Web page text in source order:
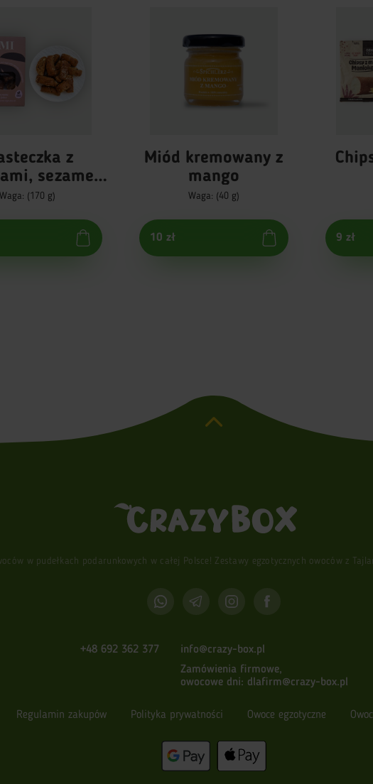
z
sezamem
i sokiem
Waga: (170 g)
Miód kremowany z
mango
Waga: (40 g)
10 zł 9 zł
w pudełkach podarunkowych w całej Polsce! Zestawy egzotycznych owoców z
+48 692 362 377
info@crazy-box.pl
Zamówienia firmowe,
owocowe dni: dlafirm@crazy-box.pl
Regulamin zakupów Polityka prywatności Owoce egzotyczne